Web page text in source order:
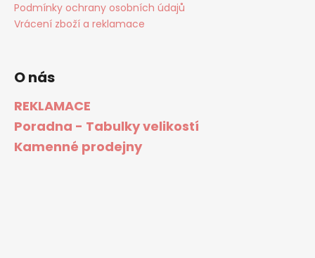
Podmínky ochrany osobních údajů
Vrácení zboží a reklamace
O nás
REKLAMACE
Poradna - Tabulky velikostí
Kamenné prodejny